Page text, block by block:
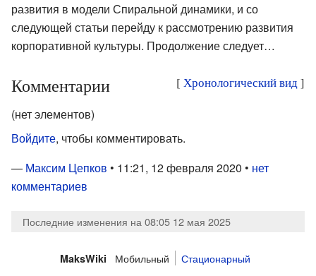
развития в модели Спиральной динамики, и со
следующей статьи перейду к рассмотрению развития
корпоративной культуры. Продолжение следует…
[ Хронологический вид]
Комментарии
(нет элементов)
Войдите, чтобы комментировать.
— Максим Цепков • 11:21, 12 февраля 2020 • нет
комментариев
Последние изменения на 08:05 12 мая 2025
MaksWiki Мобильный
Стационарный